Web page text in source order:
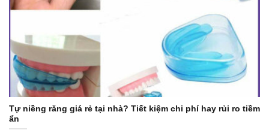
Tự niềng răng giá rẻ tại nhà? Tiết kiệm chi phí hay rủi ro tiềm
ẩn